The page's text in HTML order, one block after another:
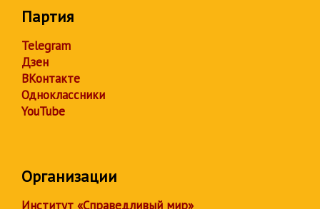
Партия
Telegram
Дзен
ВКонтакте
Одноклассники
YouTube
Организации
Институт «Справедливый мир»